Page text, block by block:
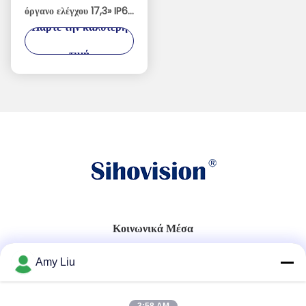
όργανο ελέγχου 17,3» IP67
οπτικό συνδέοντας 1000
Πάρτε την καλύτερη
τιμή
Κοινωνικά Μέσα
Amy Liu